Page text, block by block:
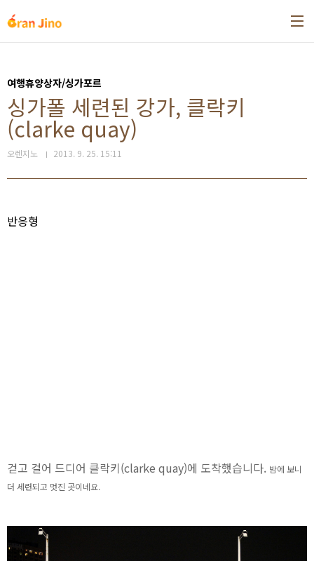
여행휴양상자/싱가포르
싱가폴 세련된 강가, 클락키
(clarke quay)
오렌지노 2013. 9. 25. 15:11
반응형
걷고 걸어 드디어 클락키(clarke quay)에 도착했습니다. 밤에 보니
더 세련되고 멋진 곳이네요.